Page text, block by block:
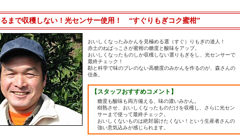
まで収穫しない！光センサー使用！ “すぐりもぎコク蜜柑”
おいしくなったみかんを見極める選（すぐ）りもぎの達人！
赤土のねばっこさが蜜柑の糖度と酸味をアップ。
おいしくなったものしか収穫しない選りもぎをし、光センサーで
最終チェック！
勘と科学で味のブレのない高糖度のみかんを作るのが、森さんの
信条。
【スタッフおすすめコメント】
糖度も酸味も両方備える、味の濃いみかん。
樹熟させ、おいしくなったものだけを収穫し、さらに光セン
サーまで使って最終チェック。
おいしくないものは絶対届けたくない！という生産者さんの
強い意気込みが感じられます。